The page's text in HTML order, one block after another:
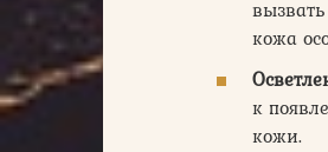
кожа
к
кожи.